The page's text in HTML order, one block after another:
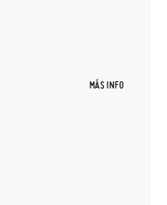
MÁS INFO